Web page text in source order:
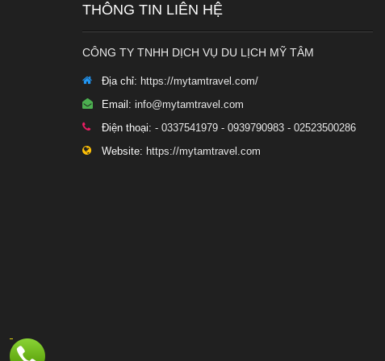
THÔNG TIN LIÊN HỆ
CÔNG TY TNHH DỊCH VỤ DU LỊCH MỸ TÂM
Địa chỉ: https://mytamtravel.com/
Email: info@mytamtravel.com
Điện thoại: - 0337541979 - 0939790983 - 02523500286
Website: https://mytamtravel.com